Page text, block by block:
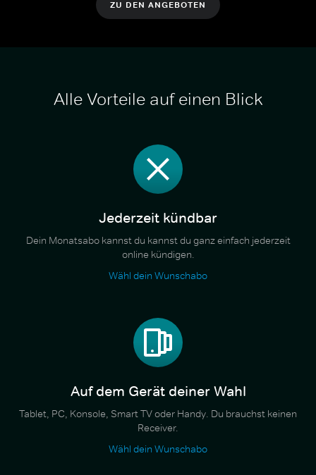
ZU DEN ANGEBOTEN
Alle Vorteile auf einen Blick
Jederzeit kündbar
Dein Monatsabo kannst du kannst du ganz einfach jederzeit
online kündigen.
Wähl dein Wunschabo
Auf dem Gerät deiner Wahl
Tablet, PC, Konsole, Smart TV oder Handy. Du brauchst keinen
Receiver.
Wähl dein Wunschabo